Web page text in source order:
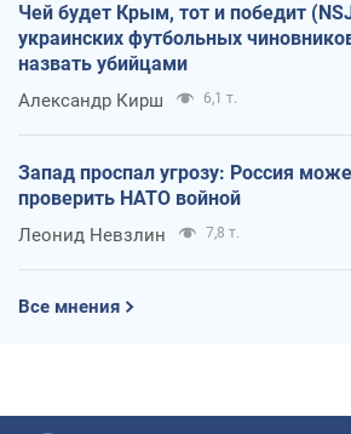
Чей будет Крым, тот и победит
украинских футбольных
назвать убийцами
Александр Кирш 6,1 т.
Запад проспал угрозу: Россия
проверить НАТО войной
Леонид Невзлин 7,8 т.
Все мнения